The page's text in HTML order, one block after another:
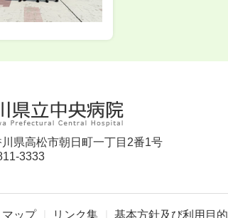
県高松市朝日町一丁目2番1号
3333
ップ リンク集 基本方針及び利用目的